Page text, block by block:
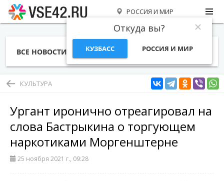
РОССИЯ И МИР
Откуда вы?
КУЗБАСС РОССИЯ И МИР
ВСЕ НОВОСТИ СТАТЬИ ТЕМЫ ФОТО
КУЛЬТУРА
Ургант иронично отреагировал на
слова Бастрыкина о торгующем
наркотиками Моргенштерне
25 ноября 2021 г., 09:28